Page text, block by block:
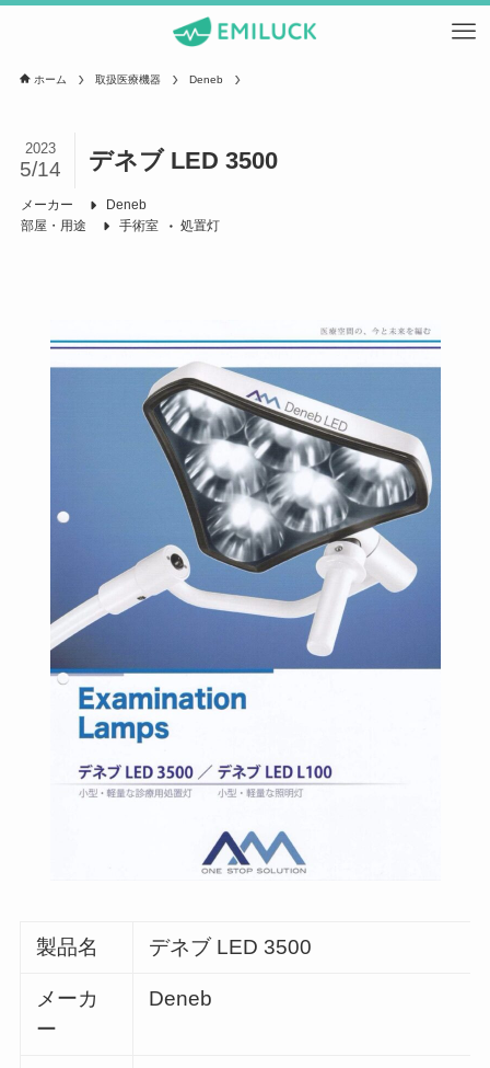
ホーム 取扱医療機器 Deneb
デネブ LED 3500
2023
5/14
メーカー
Deneb
部屋・用途
手術室 処置灯
製品名 デネブ LED 3500
メーカ
ー
Deneb